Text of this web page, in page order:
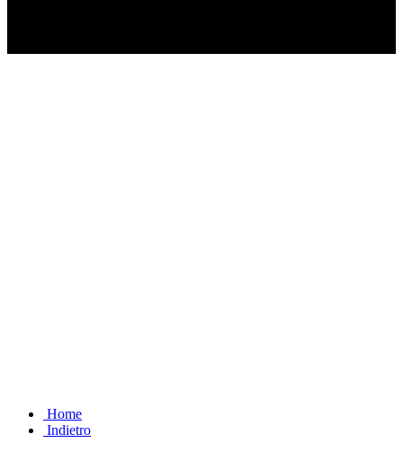
Home
Indietro